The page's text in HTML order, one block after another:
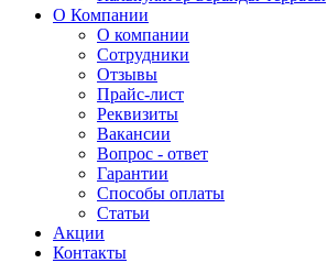
О Компании
О компании
Сотрудники
Отзывы
Прайс-лист
Реквизиты
Вакансии
Вопрос - ответ
Гарантии
Способы оплаты
Статьи
Акции
Контакты